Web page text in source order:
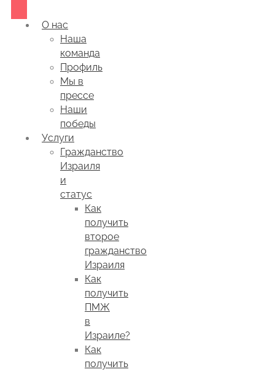
О нас
Наша
команда
Профиль
Мы в
прессе
Наши
победы
Услуги
Гражданство
Израиля
и
статус
Как
получить
второе
гражданство
Израиля
Как
получить
ПМЖ
в
Израиле?
Как
получить